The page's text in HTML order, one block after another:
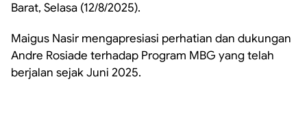
Barat, Selasa (12/8/2025).
Maigus Nasir mengapresiasi perhatian dan dukungan
Andre Rosiade terhadap Program MBG yang telah
berjalan sejak Juni 2025.